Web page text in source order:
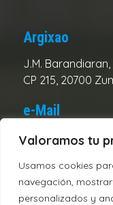
Valoramos tu
Usamos cookies
navegación,
personalizados y
Argixao
J.M.
CP 215, 20700
e-Mail
Club:
Telefonos